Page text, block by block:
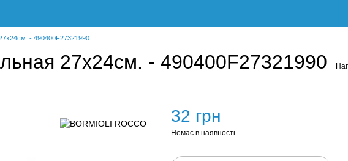
- 490400F27321990
27х24см. - 490400F27321990
32 грн
Немає в наявності